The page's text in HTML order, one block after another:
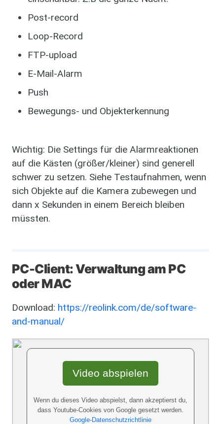
Post-record
Loop-Record
FTP-upload
E-Mail-Alarm
Push
Bewegungs- und Objekterkennung
Wichtig: Die Settings für die Alarmreaktionen
auf die Kästen (größer/kleiner) sind generell
schwer zu setzen. Siehe Testaufnahmen, wenn
sich Objekte auf die Kamera zubewegen und
dann x Sekunden in einem Bereich bleiben
müssten.
PC-Client: Verwaltung am PC
oder MAC
Download: https://reolink.com/de/software-
and-manual/
Video abspielen
Wenn du dieses Video abspielst, dann akzeptierst du,
dass Youtube-Cookies von Google gesetzt werden.
Google-Datenschutzrichtlinie